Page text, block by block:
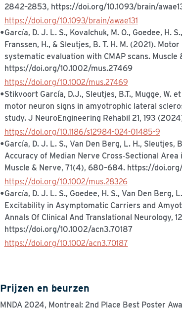
2842–2853, https://doi.org/10.1093/brain/
https://doi.org/10.1093/brain/awae131
García, D. J. L. S., Kovalchuk, M. O., Goedee, H.
Franssen, H., & Sleutjes, B. T. H. M. (2021).
systematic evaluation with CMAP scans. Muscle
https://doi.org/10.1002/mus.27469
https://doi.org/10.1002/mus.27469
Stikvoort García, D.J., Sleutjes, B.T., Mugge, W.
motor neuron signs in amyotrophic lateral
study. J NeuroEngineering Rehabil 21, 193
https://doi.org/10.1186/s12984-024-01485-9
García, D. J. L. S., Van Den Berg, L. H., Sleutjes,
Accuracy of Median Nerve Cross‐Sectional
Muscle & Nerve, 71(4), 680–684. https://
https://doi.org/10.1002/mus.28326
García, D. J. L. S., Goedee, H. S., Van Den Berg,
Excitability in Asymptomatic Carriers and
Annals Of Clinical And Translational Neurology,
https://doi.org/10.1002/acn3.70187
https://doi.org/10.1002/acn3.70187
Prijzen en beurzen
MNDA 2024, Montreal: 2nd Place Best Poster